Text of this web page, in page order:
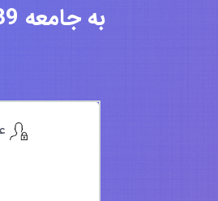
به جامعه 6339 نفری مهندسین سایت بپیوندید